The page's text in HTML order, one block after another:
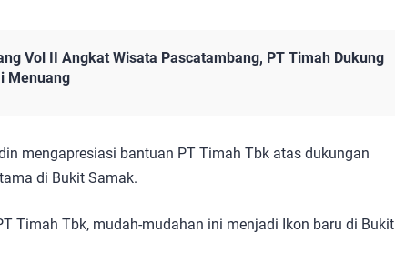
Vol II Angkat Wisata Pascatambang, PT Timah Dukung
Menuang
mengapresiasi bantuan PT Timah Tbk atas dukungan
di Bukit Samak.
Timah Tbk, mudah-mudahan ini menjadi Ikon baru di Bukit